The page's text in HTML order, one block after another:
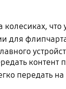
колесиках,
для
контент
передать